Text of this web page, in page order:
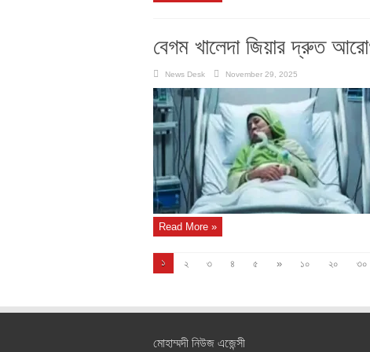
বেগম খালেদা জিয়ার দ্রুত
News Desk November 29, 2025
Read More »
১ ২ ৩ ৪ ৫ » ১০ ২০ ৩০
মোহাম্মদী নিউজ এজেন্সী